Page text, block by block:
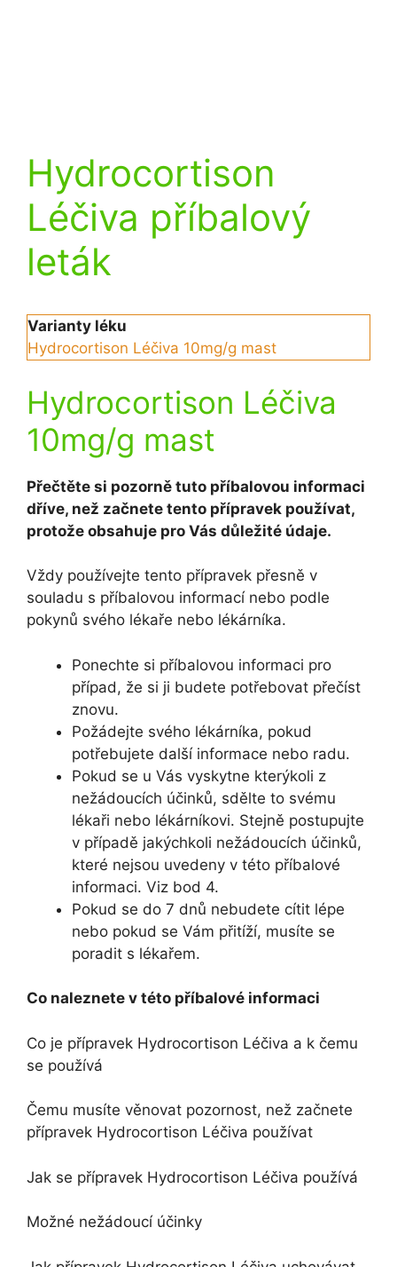
Hydrocortison
Léčiva příbalový
leták
Varianty léku
Hydrocortison Léčiva 10mg/g mast
Hydrocortison Léčiva
10mg/g mast
Přečtěte si pozorně tuto příbalovou informaci
dříve, než začnete tento přípravek používat,
protože obsahuje pro Vás důležité údaje.
Vždy používejte tento přípravek přesně v
souladu s příbalovou informací nebo podle
pokynů svého lékaře nebo lékárníka.
Ponechte si příbalovou informaci pro
případ, že si ji budete potřebovat přečíst
znovu.
Požádejte svého lékárníka, pokud
potřebujete další informace nebo radu.
Pokud se u Vás vyskytne kterýkoli z
nežádoucích účinků, sdělte to svému
lékaři nebo lékárníkovi. Stejně postupujte
v případě jakýchkoli nežádoucích účinků,
které nejsou uvedeny v této příbalové
informaci. Viz bod 4.
Pokud se do 7 dnů nebudete cítit lépe
nebo pokud se Vám přitíží, musíte se
poradit s lékařem.
Co naleznete v této příbalové informaci
Co je přípravek Hydrocortison Léčiva a k čemu
se používá
Čemu musíte věnovat pozornost, než začnete
přípravek Hydrocortison Léčiva používat
Jak se přípravek Hydrocortison Léčiva používá
Možné nežádoucí účinky